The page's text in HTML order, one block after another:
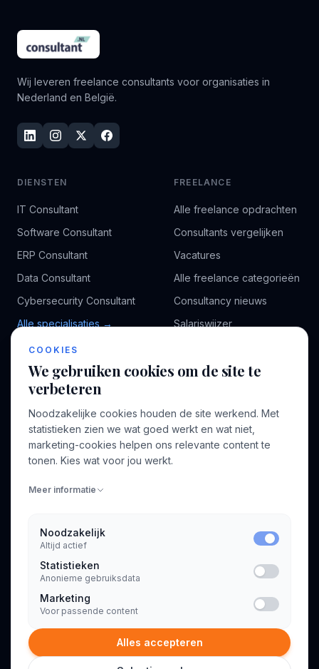
Wij leveren freelance consultants voor organisaties in
Nederland en België.
DIENSTEN
IT Consultant
Software Consultant
ERP Consultant
Data Consultant
Cybersecurity Consultant
Alle specialisaties →
FREELANCE
Alle freelance opdrachten
Consultants vergelijken
Vacatures
Alle freelance categorieën
Consultancy nieuws
Salariswijzer
BEDRIJF
Over ons
Voor opdrachtgevers
Profiel aanmaken
INFORMATIE
Algemene voorwaarden
Privacyverklaring
COOKIES
We gebruiken cookies om de site te
verbeteren
Noodzakelijke cookies houden de site werkend. Met
statistieken zien we wat goed werkt en wat niet,
marketing-cookies helpen ons relevante content te
tonen. Kies wat voor jou werkt.
Meer informatie
Noodzakelijk
Altijd actief
Statistieken
Anonieme gebruiksdata
Marketing
Voor passende content
Alles accepteren